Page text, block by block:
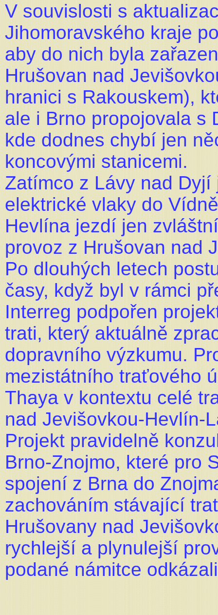
V souvislosti s
Jihomoravského kraje
aby do nich byla
Hrušovan nad
hranici s Rakouskem),
ale i Brno propojovala s
kde dodnes chybí jen
koncovými stanicemi.
Zatímco z Lávy nad
elektrické vlaky do
Hevlína jezdí jen
provoz z Hrušovan nad
Po dlouhých letech
časy, když byl v rámci
Interreg podpořen
trati, který aktuálně
dopravního výzkumu.
mezistátního traťového
Thaya v kontextu celé
nad Jevišovkou-Hevlín-
Projekt pravidelně
Brno-Znojmo, které pro
spojení z Brna do
zachováním stávající
Hrušovany nad
rychlejší a plynulejší
podané námitce